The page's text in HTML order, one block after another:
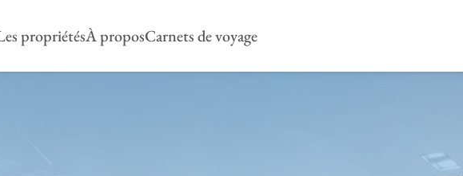
propriétésÀ proposCarnets de voyage